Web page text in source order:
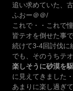
追い求めていた、
ふおー＠＠/
これで・・これで
皆テオを倒せた事
続けて3-4回討伐に
でも、そのうちテ
楽しそうに砂漠を
に見えてきました
あまりに楽し過ぎ